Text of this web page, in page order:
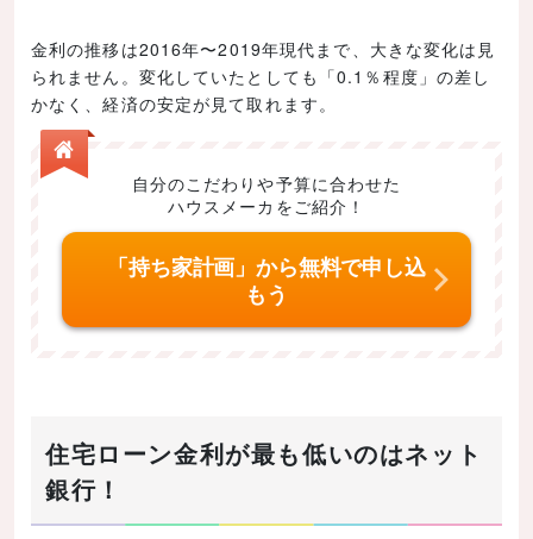
金利の推移は2016年〜2019年現代まで、大きな変化は見
られません。変化していたとしても「0.1％程度」の差し
かなく、経済の安定が見て取れます。
自分のこだわりや予算に合わせた
ハウスメーカをご紹介！
「持ち家計画」から無料で申し込
もう
住宅ローン金利が最も低いのはネット
銀行！